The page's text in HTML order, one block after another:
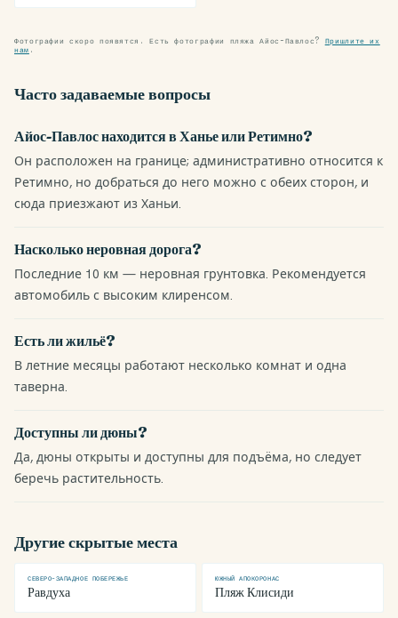
Фотографии скоро появятся. Есть фотографии пляжа Айос-Павлос? Пришлите их
нам .
Часто задаваемые вопросы
Айос-Павлос находится в Ханье или Ретимно?
Он расположен на границе; административно относится к
Ретимно, но добраться до него можно с обеих сторон, и
сюда приезжают из Ханьи.
Насколько неровная дорога?
Последние 10 км — неровная грунтовка. Рекомендуется
автомобиль с высоким клиренсом.
Есть ли жильё?
В летние месяцы работают несколько комнат и одна
таверна.
Доступны ли дюны?
Да, дюны открыты и доступны для подъёма, но следует
беречь растительность.
Другие скрытые места
СЕВЕРО-ЗАПАДНОЕ ПОБЕРЕЖЬЕ
Равдуха
ЮЖНЫЙ АПОКОРОНАС
Пляж Клисиди